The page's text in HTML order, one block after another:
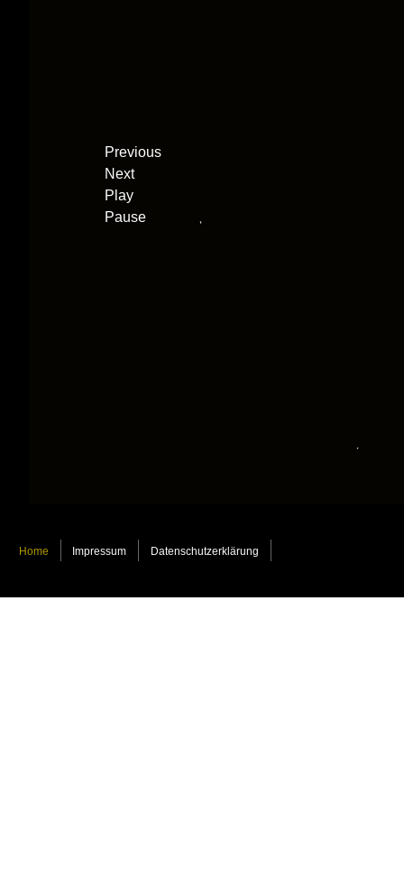
Home Impressum Datenschutzerklärung